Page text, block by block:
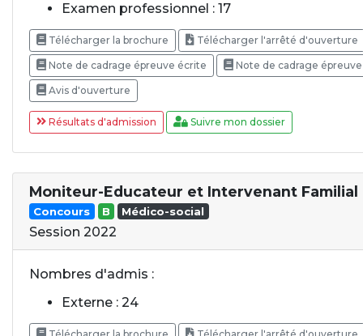
Examen professionnel : 17
Télécharger la brochure Télécharger l'arrêté d'ouverture
Note de cadrage épreuve écrite Note de cadrage
Avis d'ouverture
Résultats d'admission Suivre mon dossier
Moniteur-Educateur et Intervenant Familial
Concours B Médico-social
Session 2022
Nombres d'admis :
Externe : 24